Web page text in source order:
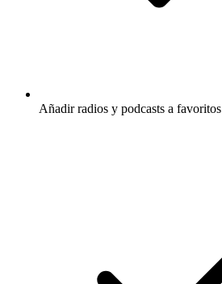
Añadir radios y podcasts a favoritos